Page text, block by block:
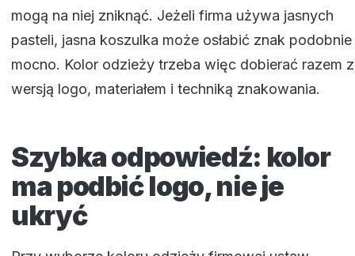
mogą na niej zniknąć. Jeżeli firma używa jasnych
pasteli, jasna koszulka może osłabić znak podobnie
mocno. Kolor odzieży trzeba więc dobierać razem z
wersją logo, materiałem i techniką znakowania.
Szybka odpowiedź: kolor
ma podbić logo, nie je
ukryć